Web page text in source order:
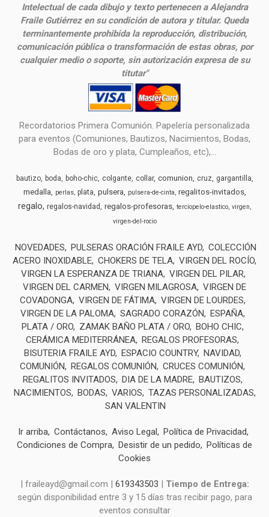
Intelectual de cada dibujo y texto pertenecen a Alejandra
Fraile Gutiérrez en su condición de autora y titular. Queda
terminantemente prohibida la reproducción, distribución,
comunicación pública o transformación de estas obras, por
cualquier medio o soporte, sin autorización expresa de su
titutar"
Recordatorios Primera Comunión. Papelería personalizada
para eventos (Comuniones, Bautizos, Nacimientos, Bodas,
Bodas de oro y plata, Cumpleaños, etc),...
bautizo boda boho-chic colgante collar comunion cruz gargantilla
medalla perlas plata pulsera pulsera-de-cinta regalitos-invitados
regalo regalos-navidad regalos-profesoras terciopelo-elastico virgen
virgen-del-rocio
NOVEDADES PULSERAS ORACIÓN FRAILE AYD COLECCIÓN
ACERO INOXIDABLE CHOKERS DE TELA VIRGEN DEL ROCÍO
VIRGEN LA ESPERANZA DE TRIANA VIRGEN DEL PILAR
VIRGEN DEL CARMEN
VIRGEN MILAGROSA VIRGEN DE
COVADONGA VIRGEN DE FÁTIMA VIRGEN DE LOURDES
VIRGEN DE LA PALOMA SAGRADO CORAZÓN
ESPAÑA
PLATA / ORO
ZAMAK BAÑO PLATA / ORO BOHO CHIC
CERÁMICA MEDITERRÁNEA REGALOS PROFESORAS
BISUTERIA FRAILE AYD ESPACIO COUNTRY NAVIDAD
COMUNIÓN
REGALOS COMUNIÓN
CRUCES COMUNIÓN
REGALITOS INVITADOS
DIA DE LA MADRE BAUTIZOS
NACIMIENTOS
BODAS VARIOS
TAZAS PERSONALIZADAS
SAN VALENTIN
Ir arriba Contáctanos Aviso Legal
Política de Privacidad
Condiciones de Compra Desistir de un pedido
Políticas de
Cookies
| fraileayd@gmail.com | 619343503 | Tiempo de Entrega:
según disponibilidad entre 3 y 15 días tras recibir pago, para
eventos consultar